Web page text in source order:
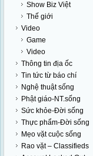
Show Biz Việt
Thế giới
Video
Game
Video
Thông tin địa ốc
Tin tức từ báo chí
Nghệ thuật sống
Phật giáo-NT.sống
Sức khỏe-Đời sống
Thực phẩm-Đời sống
Mẹo vặt cuộc sống
Rao vặt – Classifieds